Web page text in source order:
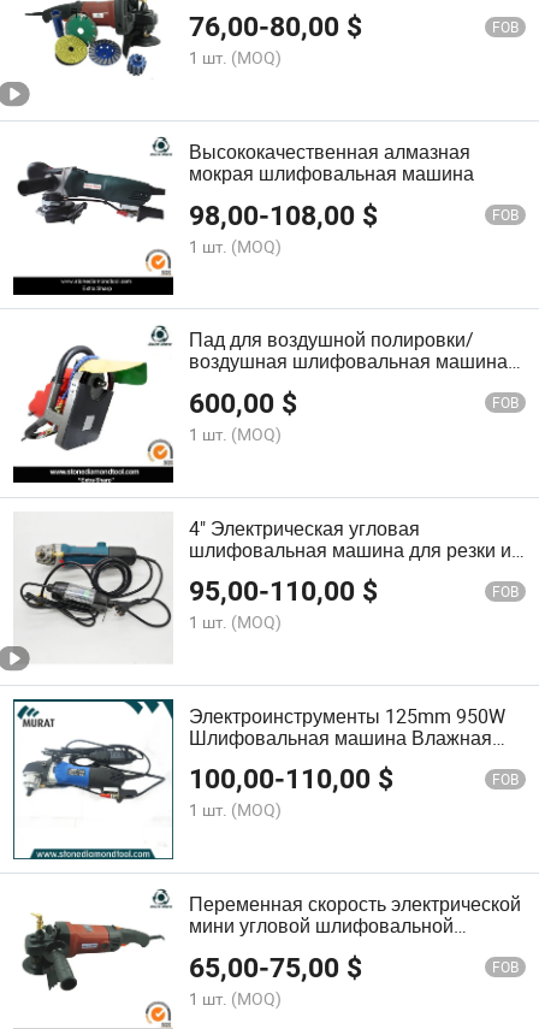
76,00-80,00 $ FOB
1 шт. (MOQ)
Высококачественная алмазная
мокрая шлифовальная машина
98,00-108,00 $ FOB
1 шт. (MOQ)
Пад для воздушной полировки/
воздушная шлифовальная машина
для шлифовки камня и обработки
краев (SPG 01)
600,00 $ FOB
1 шт. (MOQ)
4" Электрическая угловая
шлифовальная машина для резки и
95,00-110,00 $ FOB
1 шт. (MOQ)
Электроинструменты 125mm 950W
Шлифовальная машина Влажная
100,00-110,00 $ FOB
1 шт. (MOQ)
Переменная скорость электрической
мини угловой шлифовальной
65,00-75,00 $ FOB
1 шт. (MOQ)